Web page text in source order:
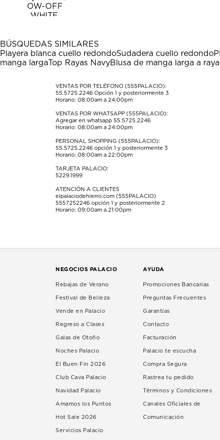
el
artículo
estrella
Esta
acción
abrirá
formulario
el
artículo
estrellas.
Esta
acción
abrirá
formulario
de
estrellas.
Esta
acción
abrirá
formulario
de
estrellas.
Esta
acción
abrirá
formulario
de
Esta
acción
abrirá
formulario
de
envío.
BÚSQUEDAS SIMILARES
Playera blanca cuello redondoSudadera cuello redondo
manga largaTop Rayas NavyBlusa de manga larga a
VENTAS POR TELÉFONO (555PALACIO):
55.5725.2246 Opción 1 y posteriormente 3
Horario: 08:00am a 24:00pm
VENTAS POR WHATSAPP (555PALACIO):
Agregar en whatsapp 55.5725.2246
Horario: 08:00am a 24:00pm
PERSONAL SHOPPING (555PALACIO):
55.5725.2246 opción 1 y posteriormente 3
Horario: 08:00am a 22:00pm
TARJETA PALACIO:
5229.1999
ATENCIÓN A CLIENTES
elpalaciodehierro.com (555PALACIO)
5557252246 opción 1 y posteriormente 2
Horario: 09:00am a 21:00pm
NEGOCIOS PALACIO
Rebajas de Verano
Festival de Belleza
Vende en Palacio
Regreso a Clases
Galas de Otoño
Noches Palacio
El Buen Fin 2026
Club Cava Palacio
Navidad Palacio
Amamos los Puntos
Hot Sale 2026
Servicios Palacio
AYUDA
Promociones Bancarias
Preguntas Frecuentes
Garantías
Contacto
Facturación
Palacio te escucha
Compra Segura
Rastrea tu pedido
Términos y Condiciones
Canales Oficiales de
Comunicación